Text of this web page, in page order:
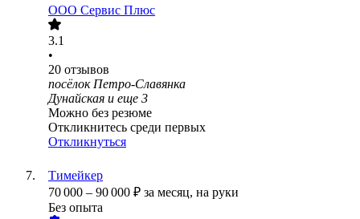
ООО Сервис Плюс
3.1
•
20 отзывов
посёлок Петро-Славянка
Дунайская и еще 3
Можно без резюме
Откликнитесь среди первых
Откликнуться
Тимейкер
70 000 – 90 000 ₽ за месяц, на руки
Без опыта